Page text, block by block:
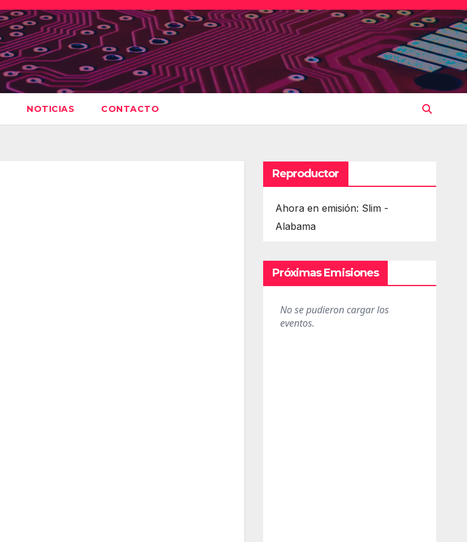
NOTICIAS CONTACTO
Reproductor
Ahora en emisión: Slim -
Alabama
Próximas Emisiones